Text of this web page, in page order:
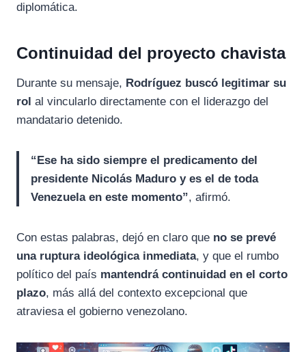
diplomática.
Continuidad del proyecto chavista
Durante su mensaje, Rodríguez buscó legitimar su
rol al vincularlo directamente con el liderazgo del
mandatario detenido.
“Ese ha sido siempre el predicamento del
presidente Nicolás Maduro y es el de toda
Venezuela en este momento”, afirmó.
Con estas palabras, dejó en claro que no se prevé
una ruptura ideológica inmediata, y que el rumbo
político del país mantendrá continuidad en el corto
plazo, más allá del contexto excepcional que
atraviesa el gobierno venezolano.